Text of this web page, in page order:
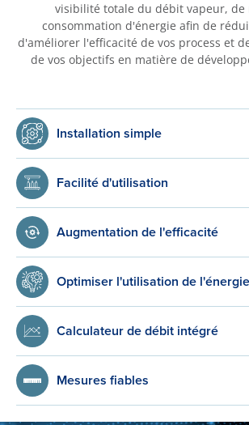
visibilité totale du débit vapeur, de
consommation d'énergie afin de
d'améliorer l'efficacité de vos process et
de vos objectifs en matière de
Installation simple
Facilité d'utilisation
Augmentation de l'efficacité
Optimiser l'utilisation de l'énergie
Calculateur de débit intégré
Mesures fiables